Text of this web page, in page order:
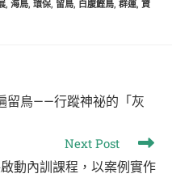
, 海鳥, 環保, 留鳥, 白腹鰹鳥, 群運, 資
留鳥——行蹤神祕的「灰
Next Post
動內訓課程，以案例實作